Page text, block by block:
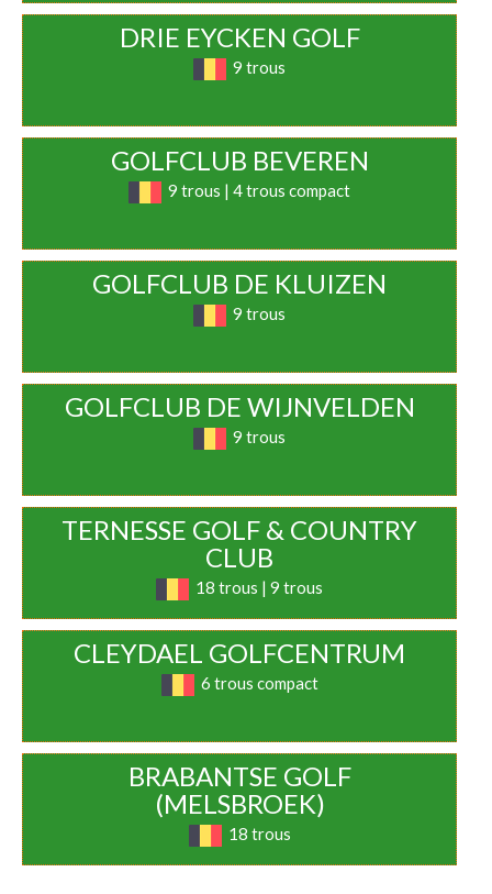
DRIE EYCKEN GOLF
9 trous
GOLFCLUB BEVEREN
9 trous | 4 trous compact
GOLFCLUB DE KLUIZEN
9 trous
GOLFCLUB DE WIJNVELDEN
9 trous
TERNESSE GOLF & COUNTRY
CLUB
18 trous | 9 trous
CLEYDAEL GOLFCENTRUM
6 trous compact
BRABANTSE GOLF
(MELSBROEK)
18 trous